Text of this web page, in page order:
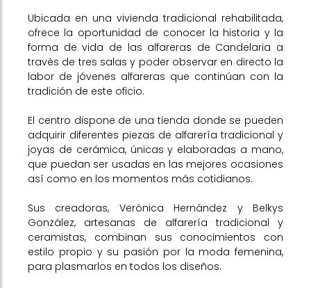
Ubicada en una vivienda tradicional rehabilitada,
ofrece la oportunidad de conocer la historia y la
forma de vida de las alfareras de Candelaria a
través de tres salas y poder observar en directo la
labor de jóvenes alfareras que continúan con la
tradición de este oficio.
El centro dispone de una tienda donde se pueden
adquirir diferentes piezas de alfarería tradicional y
joyas de cerámica, únicas y elaboradas a mano,
que puedan ser usadas en las mejores ocasiones
así como en los momentos más cotidianos.
Sus creadoras, Verónica Hernández y Belkys
González, artesanas de alfarería tradicional y
ceramistas, combinan sus conocimientos con
estilo propio y su pasión por la moda femenina,
para plasmarlos en todos los diseños.